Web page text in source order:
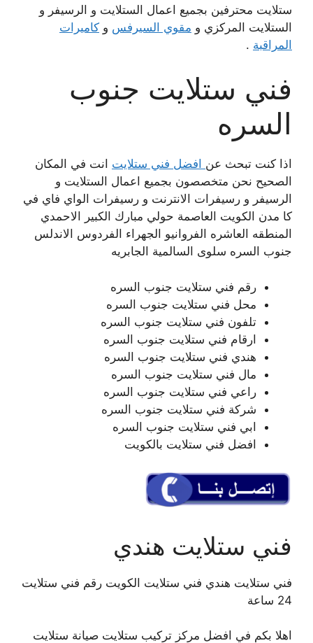
ستلايت محترفين بجميع اعمال الستلايت و الرسيفر و
الستلايت المركزي و مقوي السيرفس و كاميرات
المراقبة .
فني ستلايت جنوب
السره
اذا كنت تبحث عن افضل فني ستلايت انت في المكان
الصحيح نحن متخصصون بجميع اعمال الستلايت و
الرسيفر و رسيفرات الانترنت و رسيفرات الواي فاي في
كا مدن الكويت العاصمة حولي مبارك الكبير الاحمدي
المنطقه العاشره الفروانيو الجهراء الفردوس الاندلس
جنوب السره سلوى السالمية الجابريه
رقم فني ستلايت جنوب السره
محل فني ستلايت جنوب السره
تلفون فني ستلايت جنوب السره
ارقام فني ستلايت جنوب السره
هندي فني ستلايت جنوب السره
مال فني ستلايت جنوب السره
راعي فني ستلايت جنوب السره
شركة فني ستلايت جنوب السره
ابي فني ستلايت جنوب السره
افضل فني ستلايت بالكويت
فني ستلايت هندي
فني ستلايت هندي فني ستلايت الكويت رقم فني ستلايت
24 ساعة
اهلا بكم في افضل مركز تركيب ستلايت صيانة ستلايت